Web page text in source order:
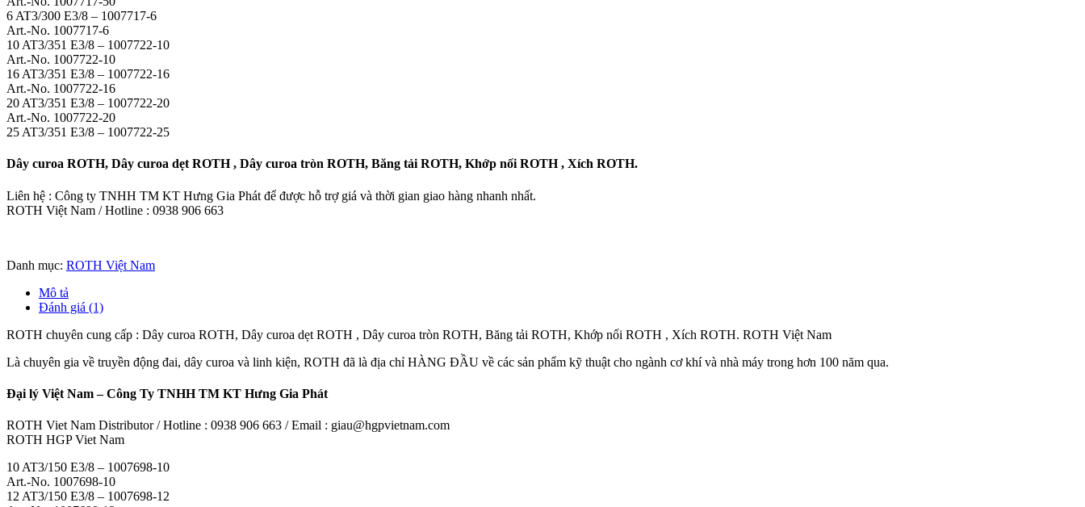
6 AT3/300 E3/8 – 1007717-6
Art.-No. 1007717-6
10 AT3/351 E3/8 – 1007722-10
Art.-No. 1007722-10
16 AT3/351 E3/8 – 1007722-16
Art.-No. 1007722-16
20 AT3/351 E3/8 – 1007722-20
Art.-No. 1007722-20
25 AT3/351 E3/8 – 1007722-25
Dây curoa ROTH, Dây curoa dẹt ROTH , Dây curoa tròn ROTH, Băng tải ROTH, Khớp nối ROTH , Xích ROTH.
Liên hệ : Công ty TNHH TM KT Hưng Gia Phát để được hỗ trợ giá và thời gian giao hàng nhanh nhất.
ROTH Việt Nam / Hotline : 0938 906 663
Danh mục: ROTH Việt Nam
Mô tả
Đánh giá (1)
ROTH chuyên cung cấp : Dây curoa ROTH, Dây curoa dẹt ROTH , Dây curoa tròn ROTH, Băng tải ROTH, Khớp nối ROTH , Xích ROTH. ROTH Việt Nam
Là chuyên gia về truyền động đai, dây curoa và linh kiện, ROTH đã là địa chỉ HÀNG ĐẦU về các sản phẩm kỹ thuật cho ngành cơ khí và nhà máy trong hơn 100 năm qua.
Đại lý Việt Nam – Công Ty TNHH TM KT Hưng Gia Phát
ROTH Viet Nam Distributor / Hotline : 0938 906 663 / Email : giau@hgpvietnam.com
ROTH HGP Viet Nam
10 AT3/150 E3/8 – 1007698-10
Art.-No. 1007698-10
12 AT3/150 E3/8 – 1007698-12